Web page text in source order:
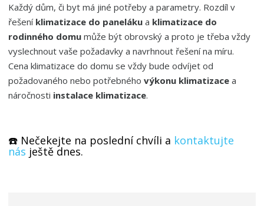
Každý dům, či byt má jiné potřeby a parametry. Rozdíl v
řešení klimatizace do paneláku a klimatizace do
rodinného domumůže být obrovský a proto je třeba vždy
vyslechnout vaše požadavky a navrhnout řešení na míru.
Cena klimatizace do domu se vždy bude odvíjet od
požadovaného nebo potřebného výkonu klimatizace a
náročnosti instalace klimatizace.
☎️ Nečekejte na poslední chvíli a kontaktujte
nás ještě dnes.